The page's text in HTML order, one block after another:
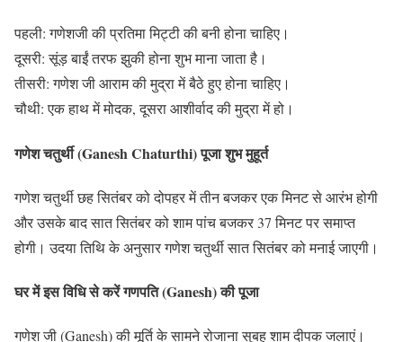
पहली: गणेशजी की प्रतिमा मिट्टी की बनी होना चाहिए।
दूसरी: सूंड़ बाईं तरफ झुकी होना शुभ माना जाता है।
तीसरी: गणेश जी आराम की मुद्रा में बैठे हुए होना चाहिए।
चौथी: एक हाथ में मोदक, दूसरा आशीर्वाद की मुद्रा में हो।
गणेश चतुर्थी (Ganesh Chaturthi) पूजा शुभ मुहूर्त
गणेश चतुर्थी छह सितंबर को दोपहर में तीन बजकर एक मिनट से आरंभ होगी
और उसके बाद सात सितंबर को शाम पांच बजकर 37 मिनट पर समाप्त
होगी। उदया तिथि के अनुसार गणेश चतुर्थी सात सितंबर को मनाई जाएगी।
घर में इस विधि से करें गणपति (Ganesh) की पूजा
गणेश जी (Ganesh) की मूर्ति के सामने रोजाना सुबह शाम दीपक जलाएं।